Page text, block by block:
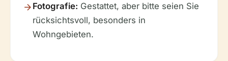
Fotografie: Gestattet, aber bitte seien Sie
rücksichtsvoll, besonders in
Wohngebieten.